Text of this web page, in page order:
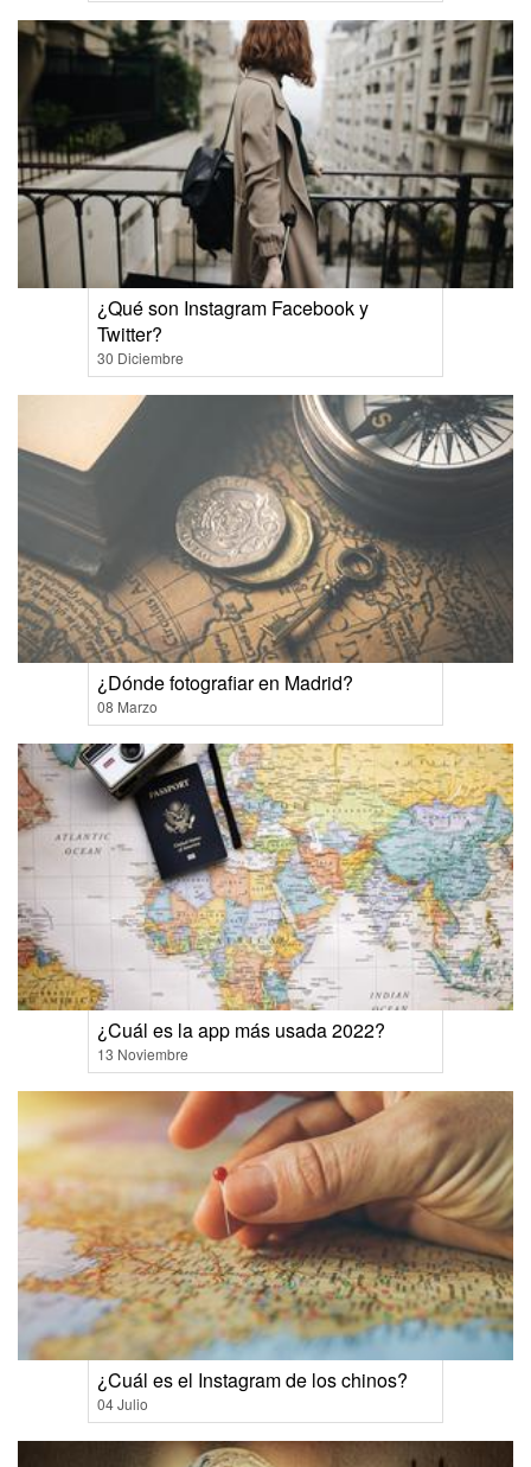
¿Qué son Instagram Facebook y
Twitter?
30 Diciembre
¿Dónde fotografiar en Madrid?
08 Marzo
¿Cuál es la app más usada 2022?
13 Noviembre
¿Cuál es el Instagram de los chinos?
04 Julio